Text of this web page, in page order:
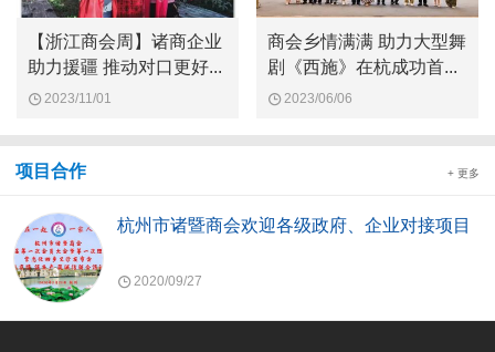
【浙江商会周】诸商企业
助力援疆 推动对口更好...
2023/11/01
商会乡情满满 助力大型舞
剧《西施》在杭成功首...
2023/06/06
项目合作 + 更多
杭州市诸暨商会欢迎各级政府、企业对接项目
2020/09/27